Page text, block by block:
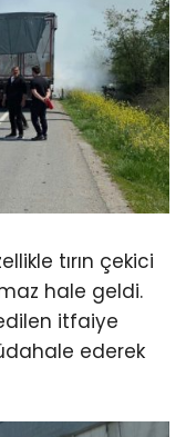
tırın çekici
hale geldi.
itfaiye
ederek